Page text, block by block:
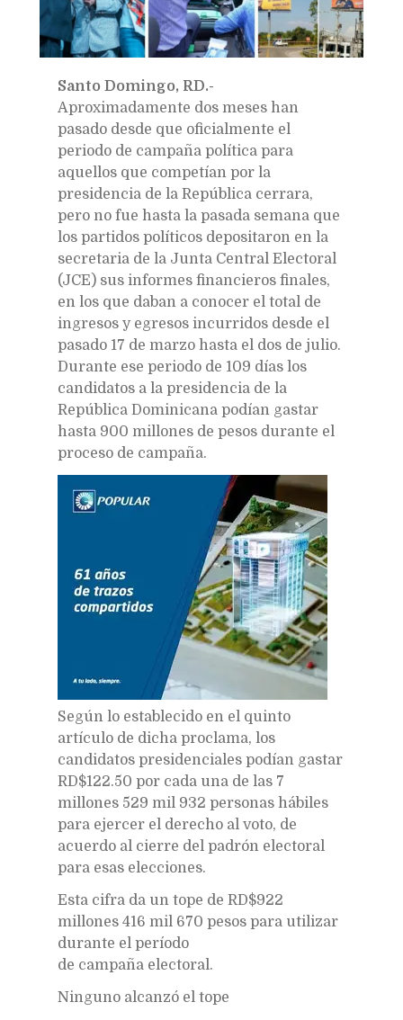
Santo Domingo, RD.-
Aproximadamente dos meses han
pasado desde que oficialmente el
periodo de campaña política para
aquellos que competían por la
presidencia de la República cerrara,
pero no fue hasta la pasada semana que
los partidos políticos depositaron en la
secretaria de la Junta Central Electoral
(JCE) sus informes financieros finales,
en los que daban a conocer el total de
ingresos y egresos incurridos desde el
pasado 17 de marzo hasta el dos de julio.
Durante ese periodo de 109 días los
candidatos a la presidencia de la
República Dominicana podían gastar
hasta 900 millones de pesos durante el
proceso de campaña.
Según lo establecido en el quinto
artículo de dicha proclama, los
candidatos presidenciales podían gastar
RD$122.50 por cada una de las 7
millones 529 mil 932 personas hábiles
para ejercer el derecho al voto, de
acuerdo al cierre del padrón electoral
para esas elecciones.
Esta cifra da un tope de RD$922
millones 416 mil 670 pesos para utilizar
durante el período
de campaña electoral.
Ninguno alcanzó el tope